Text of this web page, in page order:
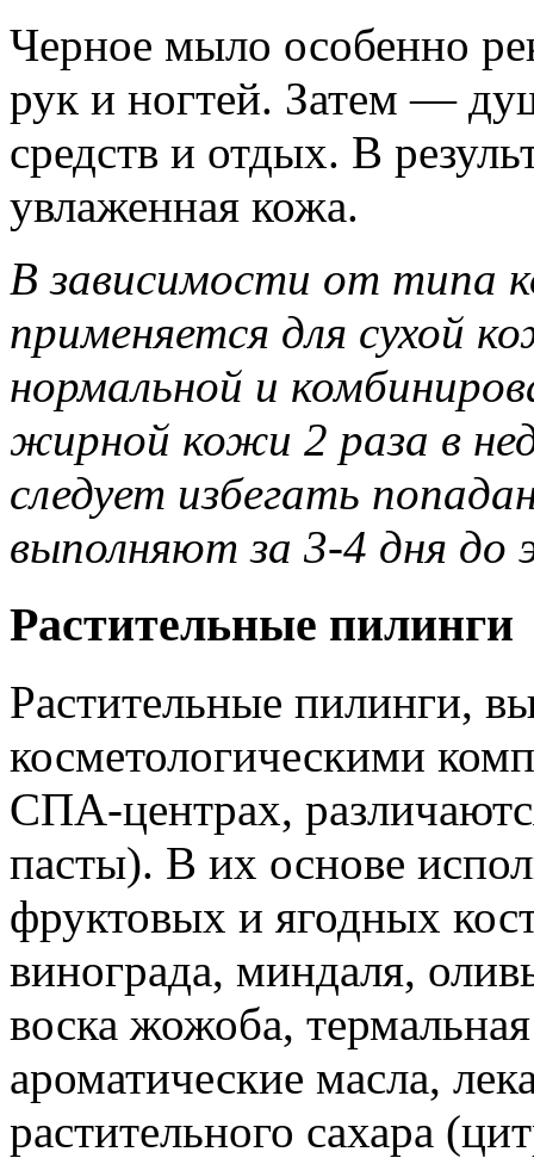
Черное мыло особенно
рук и ногтей. Затем —
средств и отдых. В
увлаженная кожа.
В зависимости от типа
применяется для сухой
нормальной и
жирной кожи 2 раза в
следует избегать
выполняют за 3-4 дня до
Растительные пилинги
Растительные пилинги,
косметологическими
СПА-центрах,
пасты). В их основе
фруктовых и ягодных
винограда, миндаля,
воска жожоба,
ароматические масла,
растительного сахара